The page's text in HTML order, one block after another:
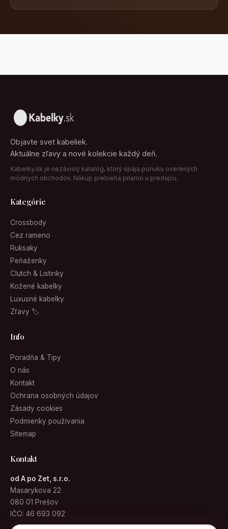
Objavte svet kabeliek.
Aktuálne zľavy a nové kolekcie každý deň.
Kabelky.sk je nezávislý katalóg, ktorý spája ponuku overených
módnych obchodov. Nákup prebieha priamo u predajcu.
Kategórie
Crossbody
Cez rameno
Ruksaky
Peňaženky
Clutch & Listinky
Kožené kabelky
Luxusné kabelky
Zľavy 🏷
Info
Poradňa & Tipy
O nás
Kontakt
Ochrana osobných údajov
Zásady cookies
Podmienky používania
Sitemap
Kontakt
od A po Zet, s.r.o.
Masarykova 22
080 01 Prešov
IČO: 46 693 092